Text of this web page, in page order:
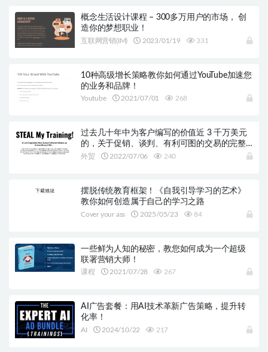
概念生活设计课程 – 300多万用户的市场， 创
造你的梦想职业！
互联网营销(IM) 2023/01/19 331
10种高级增长策略教你如何通过YouTube加速您
的业务和品牌！
Youtube 2021/07/01 268
过去几十年中为客户编写的价值近 3 千万美元
的，关于促销、谈判、有利可图的交易的完整
PDF 文案
外贸 2022/07/06 240
摆脱传统教育框架！《自我引导学习的艺术》
教你如何创造属于自己的学习之路
Cover your ass 2025/05/23 84
一些鲜为人知的秘密，教您如何成为一个超级
联署营销大师！
课程 2021/07/28 267
AI广告套餐：用AI技术革新广告策略，提升转
化率！
AI 2024/10/22 217